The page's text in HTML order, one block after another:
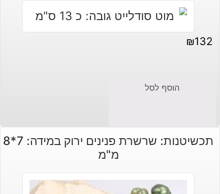
₪132
הוסף לסל
תכשיטנות: שרשרת פנינים ירוק במידה: 7*8
מ"מ